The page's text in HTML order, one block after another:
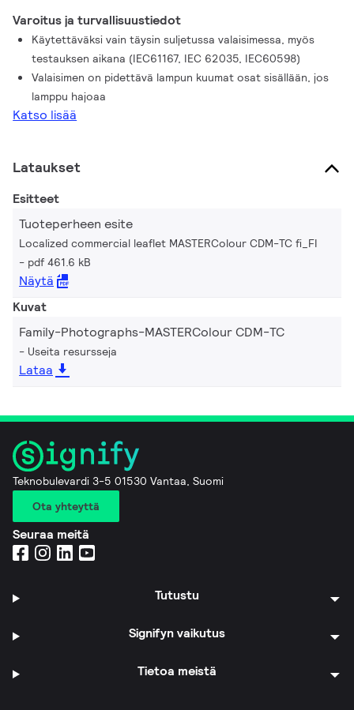
Varoitus ja turvallisuustiedot
Käytettäväksi vain täysin suljetussa valaisimessa, myös
testauksen aikana (IEC61167, IEC 62035, IEC60598)
Valaisimen on pidettävä lampun kuumat osat sisällään, jos
lamppu hajoaa
Katso lisää
Lataukset
Esitteet
Tuoteperheen esite
Localized commercial leaflet MASTERColour CDM-TC fi_FI
pdf 461.6 kB
Näytä
Kuvat
Family-Photographs-MASTERColour CDM-TC
Useita resursseja
Lataa
Teknobulevardi 3-5 01530 Vantaa, Suomi
Ota yhteyttä
Seuraa meitä
Tutustu
Signifyn vaikutus
Tietoa meistä